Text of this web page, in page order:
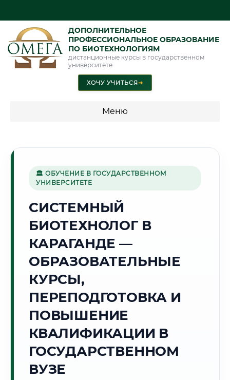
ДОПОЛНИТЕЛЬНОЕ
ПРОФЕССИОНАЛЬНОЕ ОБРАЗОВАНИЕ
ПО БИОТЕХНОЛОГИЯМ
дистанционные курсы в государственном
университете
ХОЧУ УЧИТЬСЯ➜
Меню
⛏️
Г. КАРАГАНДА
13:35:13
Погода в г. Караганда:☀️ +19°C,Ясно
🌅 Восход:
📍 Региональная справка
Субъект:
🏛 ОБУЧЕНИЕ В ГОСУДАРСТВЕННОМ
УНИВЕРСИТЕТЕ
СИСТЕМНЫЙ
БИОТЕХНОЛОГ В
КАРАГАНДЕ —
ОБРАЗОВАТЕЛЬНЫЕ
КУРСЫ,
ПЕРЕПОДГОТОВКА И
ПОВЫШЕНИЕ
КВАЛИФИКАЦИИ В
ГОСУДАРСТВЕННОМ
ВУЗЕ